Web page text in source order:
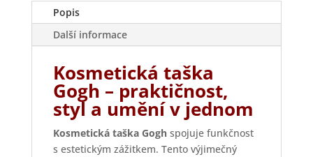
Popis
Další informace
Kosmetická taška
Gogh – praktičnost,
styl a umění v jednom
Kosmetická taška Goghspojuje funkčnost
s estetickým zážitkem. Tento výjimečný